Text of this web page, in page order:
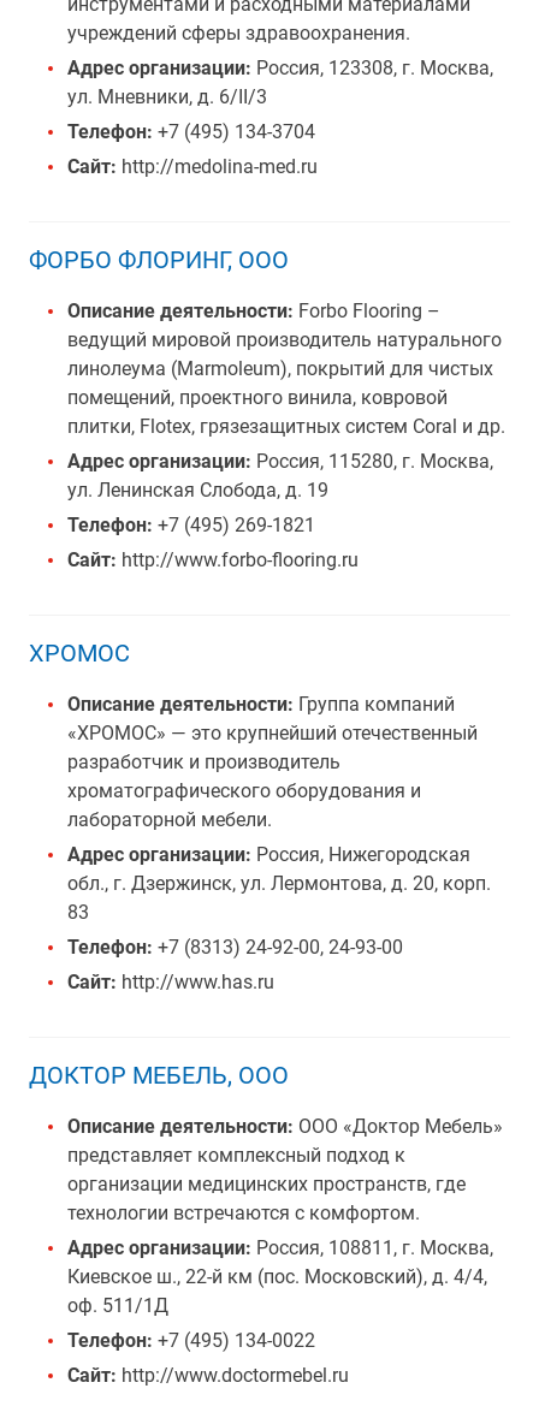
учреждений сферы здравоохранения.
Адрес организации: Россия, 123308, г. Москва,
ул. Мневники, д. 6/II/3
Телефон: +7 (495) 134-3704
Сайт: http://medolina-med.ru
ФОРБО ФЛОРИНГ, ООО
Описание деятельности: Forbo Flooring –
ведущий мировой производитель натурального
линолеума (Marmoleum), покрытий для чистых
помещений, проектного винила, ковровой
плитки, Flotex, грязезащитных систем Coral и др.
Адрес организации: Россия, 115280, г. Москва,
ул. Ленинская Слобода, д. 19
Телефон: +7 (495) 269-1821
Сайт: http://www.forbo-flooring.ru
ХРОМОС
Описание деятельности: Группа компаний
«ХРОМОС» — это крупнейший отечественный
разработчик и производитель
хроматографического оборудования и
лабораторной мебели.
Адрес организации: Россия, Нижегородская
обл., г. Дзержинск, ул. Лермонтова, д. 20, корп.
83
Телефон: +7 (8313) 24-92-00, 24-93-00
Сайт: http://www.has.ru
ДОКТОР МЕБЕЛЬ, ООО
Описание деятельности: ООО «Доктор Мебель»
представляет комплексный подход к
организации медицинских пространств, где
технологии встречаются с комфортом.
Адрес организации: Россия, 108811, г. Москва,
Киевское ш., 22-й км (пос. Московский), д. 4/4,
оф. 511/1Д
Телефон: +7 (495) 134-0022
Сайт: http://www.doctormebel.ru